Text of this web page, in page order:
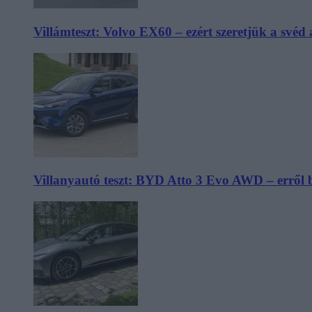
Villámteszt: Volvo EX60 – ezért szeretjük a svéd
Villanyautó teszt: BYD Atto 3 Evo AWD – erről